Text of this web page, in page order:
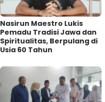
‎Nasirun Maestro Lukis
Pemadu Tradisi Jawa dan
Spiritualitas, Berpulang di
Usia 60 Tahun